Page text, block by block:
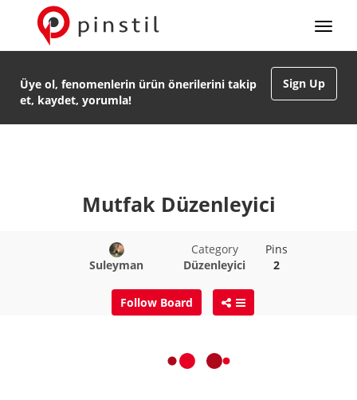
Sign Up
Üye ol, fenomenlerin ürün önerilerini takip
et, kaydet, yorumla!
Mutfak Düzenleyici
Suleyman
Category
Düzenleyici
Pins
2
Follow Board